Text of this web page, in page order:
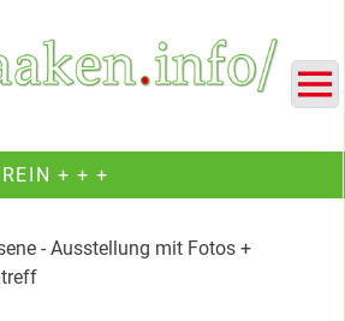
Heerstraße Nord
+ + +
- Ausstellung mit Fotos +